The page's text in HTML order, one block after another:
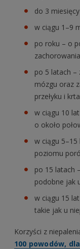
do 3
w ciągu 1–9
po roku – o
po 5 latach –
mózgu oraz
przełyku i
w ciągu 10
o około
w ciągu
poziomu
po 15 latach
podobne jak
w ciągu 15
takie jak u
Korzyści z
100 powodów,